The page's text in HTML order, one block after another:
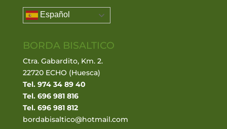
Español
BORDA BISALTICO
Ctra. Gabardito, Km. 2.
22720 ECHO (Huesca)
Tel. 974 34 89 40
Tel. 696 981 816
Tel. 696 981 812
bordabisaltico@hotmail.com